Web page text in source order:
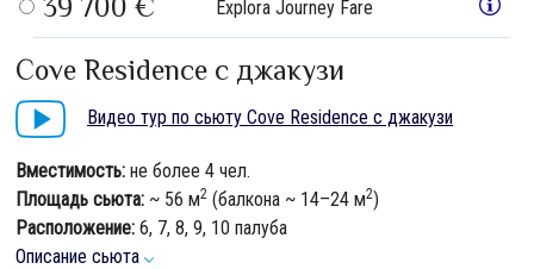
39 700 € Explora Journey Fare
Cove Residence с джакузи
Видео тур по сьюту Cove Residence с джакузи
Вместимость: не более 4 чел.
Площадь сьюта: ~ 56 м2 (балкона ~ 14–24 м2)
Расположение: 6, 7, 8, 9, 10 палуба
Описание сьюта